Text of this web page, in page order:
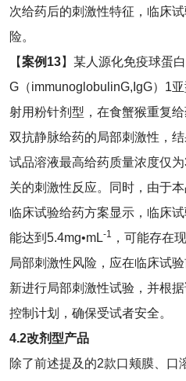
次给药后的刺激性特征，临床
险。
【案例 13】某人源化免疫球蛋白
G（immunoglobulinG,IgG）1
射用粉针剂型，在食蟹猴重复
双抗静脉给药的局部刺激性，
试品溶液最高给药质量浓度仅为
关的刺激性反应。同时，由于
临床试验给药方案显示，临床
能达到5.4mg•mL-1 ，可能存在
局部刺激性风险，应在临床试
新进行局部刺激性试验，并根
控制计划，确保受试者安全。
4.2改剂型产品
除了前述提及的2款口颊膜、口